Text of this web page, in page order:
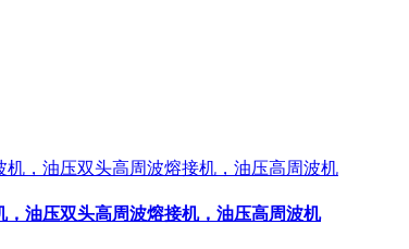
，油压双头高周波熔接机，油压高周波机